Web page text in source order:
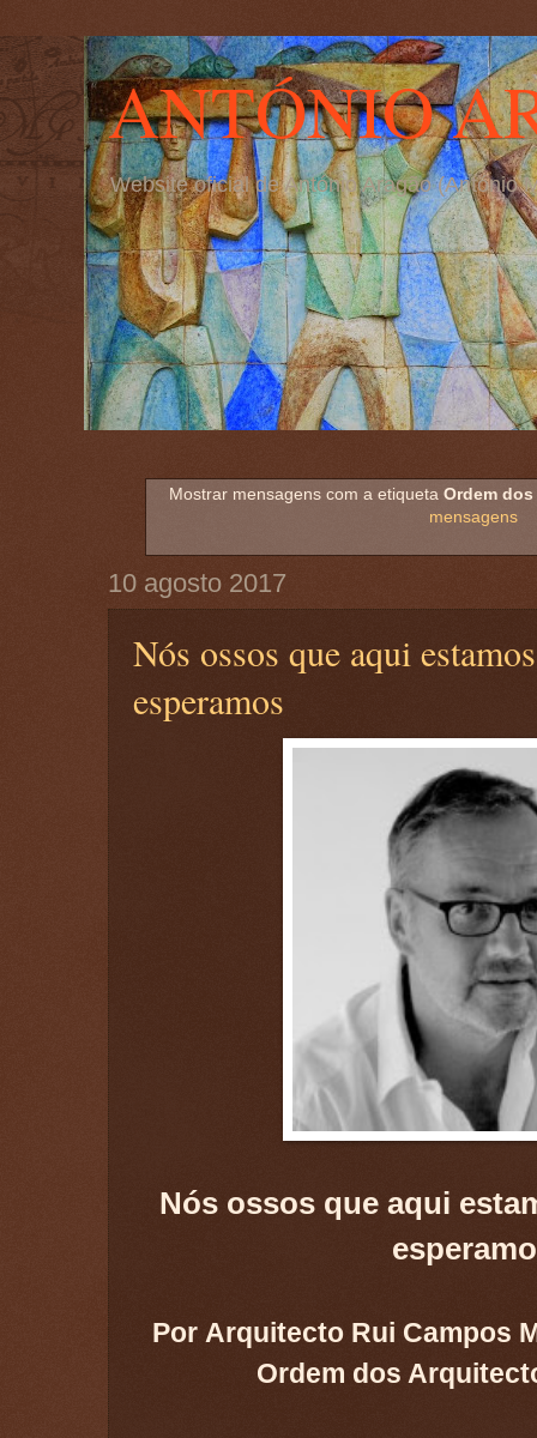
ANTÓNIO
Website oficial de António Aragão (António
Mostrar mensagens com a etiquetaOrdem
mensagens
10 agosto 2017
Nós ossos que aqui
esperamos
Nós ossos que aqui
Por Arquitecto Rui Campos
Ordem dos